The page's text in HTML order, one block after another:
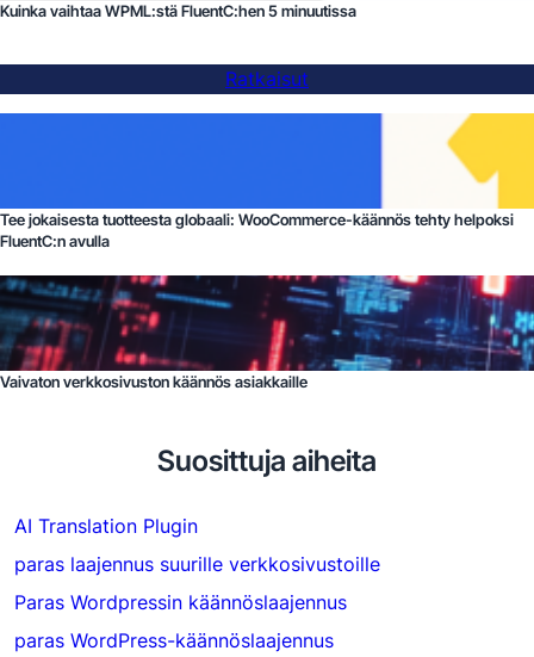
Kuinka vaihtaa WPML:stä FluentC:hen 5 minuutissa
Ratkaisut
Tee jokaisesta tuotteesta globaali: WooCommerce-käännös tehty helpoksi
FluentC:n avulla
Vaivaton verkkosivuston käännös asiakkaille
Suosittuja aiheita
AI Translation Plugin
paras laajennus suurille verkkosivustoille
Paras Wordpressin käännöslaajennus
paras WordPress-käännöslaajennus